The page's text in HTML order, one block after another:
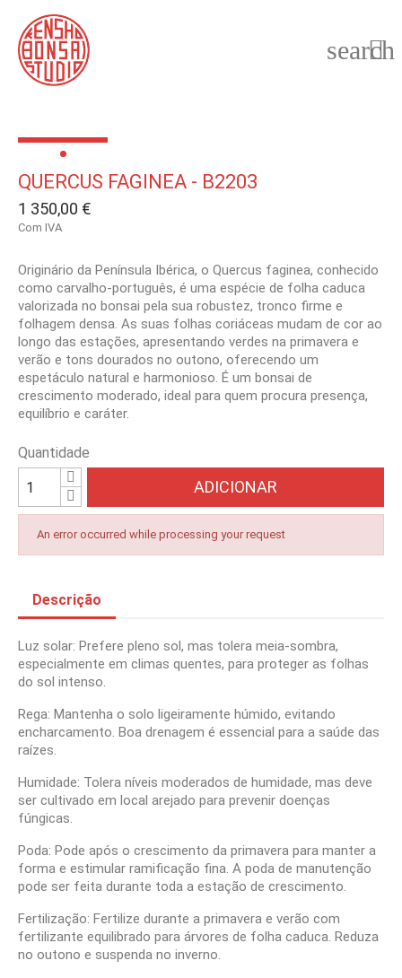

search
QUERCUS FAGINEA - B2203
1 350,00 €
Com IVA
Originário da Península Ibérica, o Quercus faginea, conhecido
como carvalho-português, é uma espécie de folha caduca
valorizada no bonsai pela sua robustez, tronco firme e
folhagem densa. As suas folhas coriáceas mudam de cor ao
longo das estações, apresentando verdes na primavera e
verão e tons dourados no outono, oferecendo um
espetáculo natural e harmonioso. É um bonsai de
crescimento moderado, ideal para quem procura presença,
equilíbrio e caráter.
Quantidade
ADICIONAR
An error occurred while processing your request
Descrição
Luz solar: Prefere pleno sol, mas tolera meia-sombra,
especialmente em climas quentes, para proteger as folhas
do sol intenso.
Rega: Mantenha o solo ligeiramente húmido, evitando
encharcamento. Boa drenagem é essencial para a saúde das
raízes.
Humidade: Tolera níveis moderados de humidade, mas deve
ser cultivado em local arejado para prevenir doenças
fúngicas.
Poda: Pode após o crescimento da primavera para manter a
forma e estimular ramificação fina. A poda de manutenção
pode ser feita durante toda a estação de crescimento.
Fertilização: Fertilize durante a primavera e verão com
fertilizante equilibrado para árvores de folha caduca. Reduza
no outono e suspenda no inverno.